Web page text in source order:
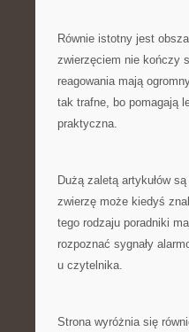
Równie istotny jest
zwierzęciem nie kończy
reagowania mają
tak trafne, bo pomagają
praktyczna.
Dużą zaletą artykułów
zwierzę może kiedyś
tego rodzaju poradniki
rozpoznać sygnały
u czytelnika.
Strona wyróżnia się